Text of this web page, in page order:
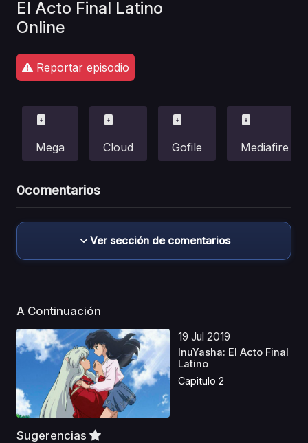
El Acto Final Latino
Online
Reportar episodio
Mega Cloud Gofile Mediafire
0comentarios
Ver sección de comentarios
A Continuación
19 Jul 2019
InuYasha: El Acto Final
Latino
Capitulo 2
Sugerencias